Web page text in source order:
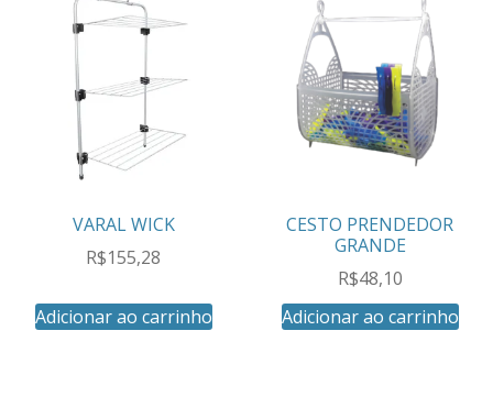
VARAL WICK
R$155,28
Adicionar ao carrinho
CESTO PRENDEDOR
GRANDE
R$48,10
Adicionar ao carrinho